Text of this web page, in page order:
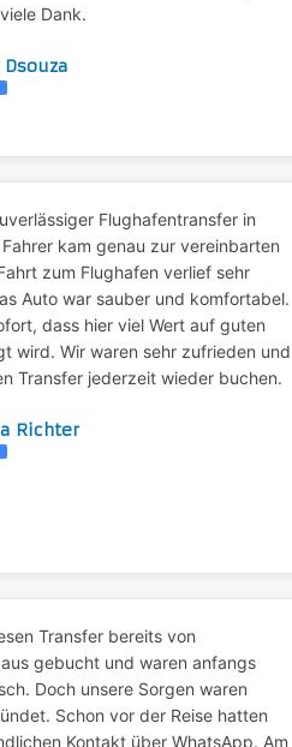
Dank.
Flughafentransfer in
kam genau zur vereinbarten
zum Flughafen verlief sehr
Auto war sauber und komfortabel.
dass hier viel Wert auf guten
wird. Wir waren sehr zufrieden und
Transfer jederzeit wieder buchen.
Richter
Transfer bereits von
gebucht und waren anfangs
Doch unsere Sorgen waren
Schon vor der Reise hatten
Kontakt über WhatsApp. Am